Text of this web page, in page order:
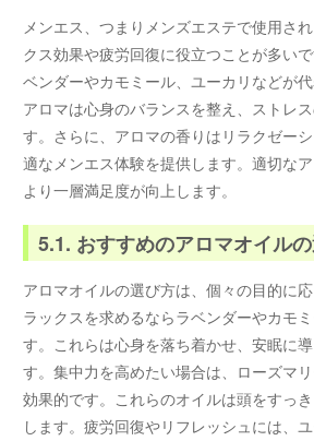
メンエス、つまりメンズエステで使用さ
クス効果や疲労回復に役立つことが多い
ベンダーやカモミール、ユーカリなどが
アロマは心身のバランスを整え、ストレ
す。さらに、アロマの香りはリラクゼー
適なメンエス体験を提供します。適切なア
より一層満足度が向上します。
5.1. おすすめのアロマオイル
アロマオイルの選び方は、個々の目的に
ラックスを求めるならラベンダーやカモ
す。これらは心身を落ち着かせ、安眠に
す。集中力を高めたい場合は、ローズマ
効果的です。これらのオイルは頭をすっ
します。疲労回復やリフレッシュには、